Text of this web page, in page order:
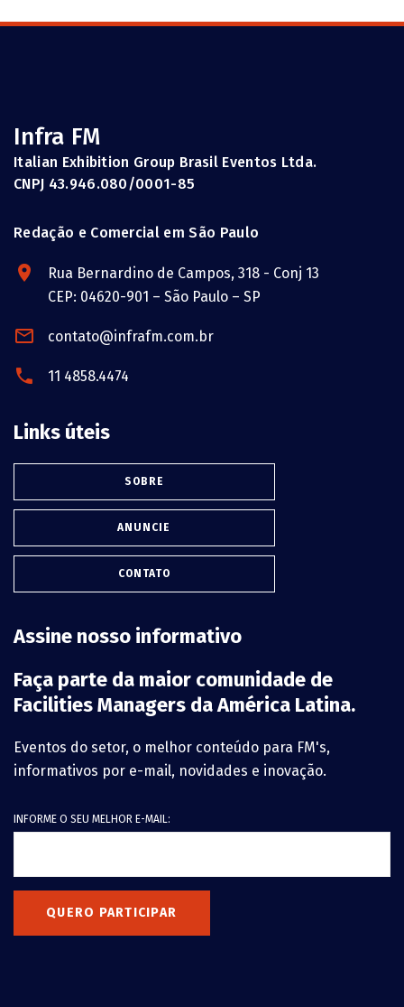
Infra FM
Italian Exhibition Group Brasil Eventos Ltda.
CNPJ 43.946.080/0001-85
Redação e Comercial em São Paulo
Rua Bernardino de Campos, 318 - Conj 13
CEP: 04620-901 – São Paulo – SP
contato@infrafm.com.br
11 4858.4474
Links úteis
SOBRE
ANUNCIE
CONTATO
Assine nosso informativo
Faça parte da maior comunidade de
Facilities Managers da América Latina.
Eventos do setor, o melhor conteúdo para FM's,
informativos por e-mail, novidades e inovação.
INFORME O SEU MELHOR E-MAIL:
QUERO PARTICIPAR